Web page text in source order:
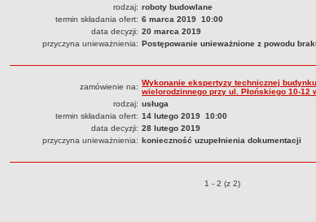
rodzaj: roboty budowlane
termin składania ofert: 6 marca 2019 10:00
data decyzji: 20 marca 2019
przyczyna unieważnienia: Postępowanie unieważnione z powodu
zamówienie na: Wykonanie ekspertyzy technicznej
wielorodzinnego przy ul. Płońskiego 10-12
rodzaj: usługa
termin składania ofert: 14 lutego 2019 10:00
data decyzji: 28 lutego 2019
przyczyna unieważnienia: konieczność uzupełnienia dokumentacji
Przetargi bez procedury pzp
1 - 2 (z 2)